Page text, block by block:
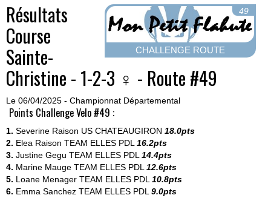
49
CHALLENGE ROUTE
Résultats
Course
Sainte-
Christine - 1-2-3 ♀ - Route #49
Le 06/04/2025 - Championnat Départemental
Points Challenge Velo #49 :
1. Severine Raison US CHATEAUGIRON 18.0pts
2. Elea Raison TEAM ELLES PDL 16.2pts
3. Justine Gegu TEAM ELLES PDL 14.4pts
4. Marine Mauge TEAM ELLES PDL 12.6pts
5. Loane Menager TEAM ELLES PDL 10.8pts
6. Emma Sanchez TEAM ELLES PDL 9.0pts